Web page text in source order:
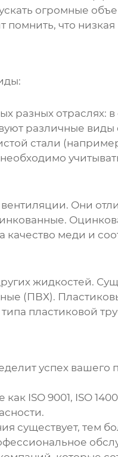
огромные
что низкая
разных отраслях: в
различные виды
стали
Они
меди и
жидкостей.
(ПВХ).
пластиковой
успех вашего
ISO 9001, ISO
существует, тем